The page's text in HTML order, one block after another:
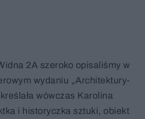
2A szeroko opisaliśmy w
wydaniu „Architektury-
wówczas Karolina
i historyczka sztuki, obiekt